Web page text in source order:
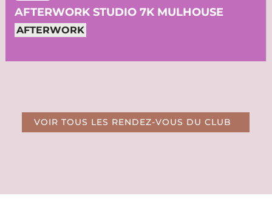
AFTERWORK STUDIO 7K MULHOUSE
AFTERWORK
VOIR TOUS LES RENDEZ-VOUS DU CLUB